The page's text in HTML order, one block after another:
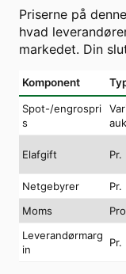
Priserne på
hvad
markedet. Din
Komponent
Spot-/engrospri
s
Elafgift Pr.
Netgebyrer
Moms
Leverandørmarg
in
Pr.